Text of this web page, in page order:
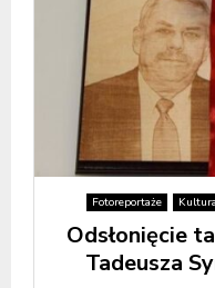
Fotoreportaże Kultura
Odsłonięcie
Tadeusza